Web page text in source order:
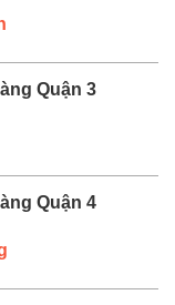
Quận 3
Quận 4